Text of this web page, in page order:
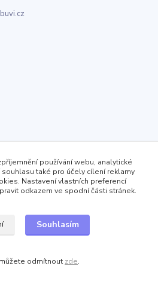
používání webu, analytické
také pro účely cílení reklamy
Nastavení vlastních preferencí
odkazem ve spodní části stránek.
Souhlasím
odmítnout zde.